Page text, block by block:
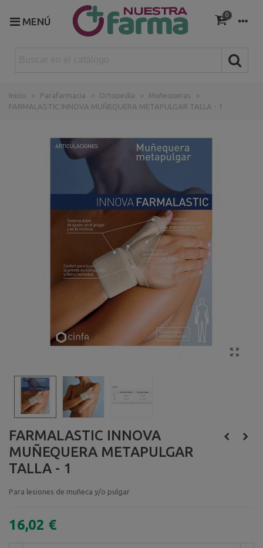
MENÚ
0
Inicio > Parafarmacia > Ortopedia > Muñequeras
>
FARMALASTIC INNOVA MUÑEQUERA METAPULGAR TALLA - 1
FARMALASTIC INNOVA
MUÑEQUERA METAPULGAR
TALLA - 1
Para lesiones de muñeca y/o pulgar
16,02 €